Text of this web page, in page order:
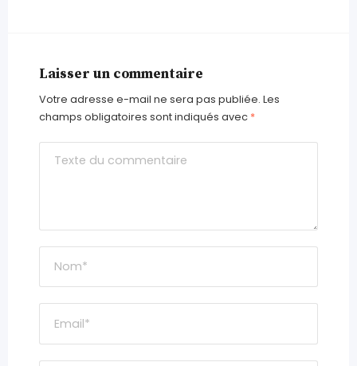
Laisser un commentaire
Votre adresse e-mail ne sera pas publiée. Les
champs obligatoires sont indiqués avec *